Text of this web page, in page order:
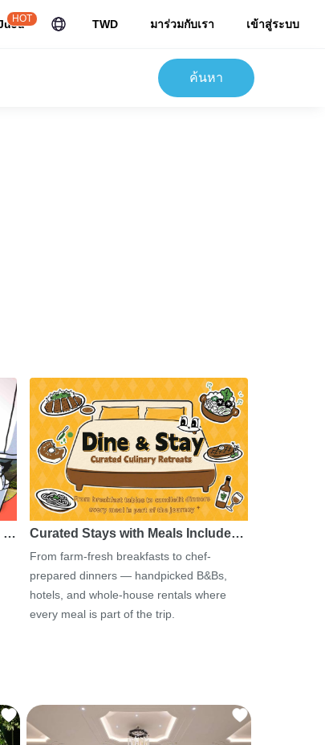
HOT TWD มาร่วมกับเรา เข้าสู่ระบบ
ค้นหา
… Curated Stays with Meals Include…
From farm-fresh breakfasts to chef-
prepared dinners — handpicked B&Bs,
hotels, and whole-house rentals where
every meal is part of the trip.